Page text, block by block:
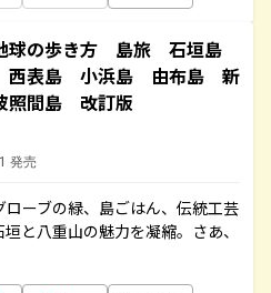
球の歩き方 島旅 石垣島
西表島 小浜島 由布島 新
間島 改訂版
発売
ーブの緑、島ごはん、伝統工芸
と八重山の魅力を凝縮。さあ、